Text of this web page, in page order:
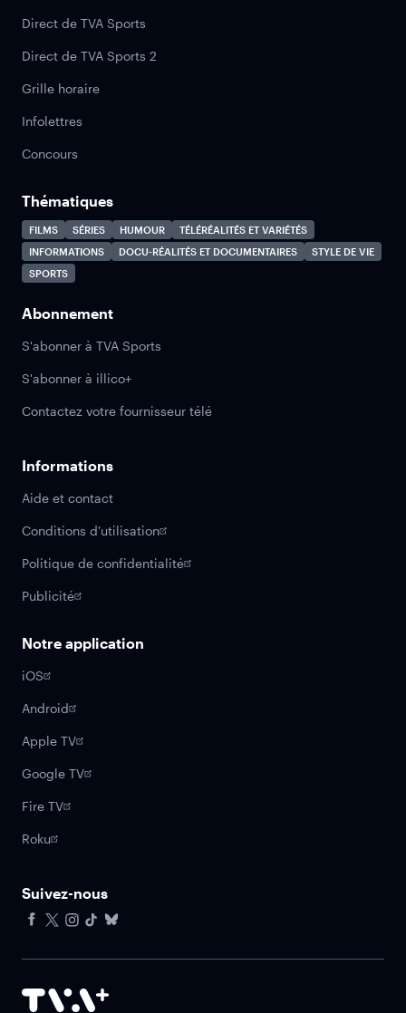
Direct de TVA Sports
Direct de TVA Sports 2
Grille horaire
Infolettres
Concours
Thématiques
FILMS SÉRIES HUMOUR
TÉLÉRÉALITÉS ET VARIÉTÉS
INFORMATIONS
DOCU-RÉALITÉS ET DOCUMENTAIRES
STYLE DE VIE
SPORTS
Abonnement
S'abonner à TVA Sports
S'abonner à illico+
Contactez votre fournisseur télé
Informations
Aide et contact
Conditions d'utilisation
Politique de confidentialité
Publicité
Notre application
iOS
Android
Apple TV
Google TV
Fire TV
Roku
Suivez-nous